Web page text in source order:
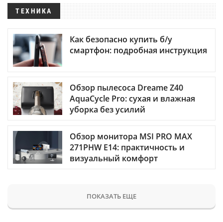
ТЕХНИКА
Как безопасно купить б/у
смартфон: подробная инструкция
Обзор пылесоса Dreame Z40
AquaCycle Pro: сухая и влажная
уборка без усилий
Обзор монитора MSI PRO MAX
271PHW E14: практичность и
визуальный комфорт
ПОКАЗАТЬ ЕЩЕ